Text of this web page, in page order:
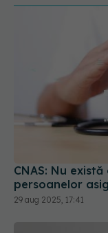
CNAS: Nu
persoanelor
29 aug 2025, 17:41